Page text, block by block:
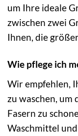
um Ihre ideale
zwischen zwei
Ihnen, die
Wie pflege ich
Wir empfehlen,
zu waschen, um
Fasern zu
Waschmittel